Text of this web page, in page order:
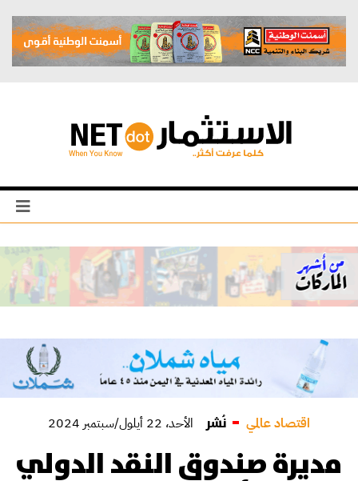
اقتصاد عالمي نُشر الأحد، 22 أيلول/سبتمبر 2024
مديرة صندوق النقد الدولي